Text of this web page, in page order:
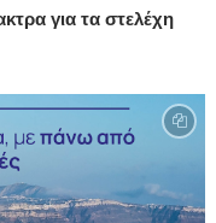
για τα στελέχη